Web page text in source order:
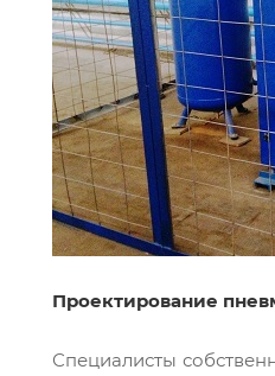
Проектирование
Специалисты